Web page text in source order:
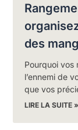
des
Pourquoi vos
l’ennemi de
que vos
LIRE LA SUITE »